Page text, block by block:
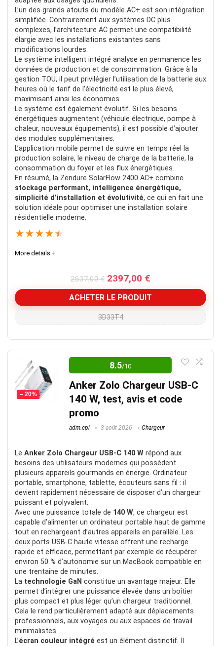
L’un des grands atouts du modèle AC+ est son intégration
simplifiée. Contrairement aux systèmes DC plus
complexes, l’architecture AC permet une compatibilité
élargie avec les installations existantes sans
modifications lourdes.
Le système intelligent intégré analyse en permanence les
données de production et de consommation. Grâce à la
gestion TOU, il peut privilégier l’utilisation de la batterie aux
heures où le tarif de l’électricité est le plus élevé,
maximisant ainsi les économies.
Le système est également évolutif. Si les besoins
énergétiques augmentent (véhicule électrique, pompe à
chaleur, nouveaux équipements), il est possible d’ajouter
des modules supplémentaires.
L’application mobile permet de suivre en temps réel la
production solaire, le niveau de charge de la batterie, la
consommation du foyer et les flux énergétiques.
En résumé, la Zendure SolarFlow 2400 AC+ combine
stockage performant, intelligence énergétique,
simplicité d’installation et évolutivité, ce qui en fait une
solution idéale pour optimiser une installation solaire
résidentielle moderne.
★★★★★
More details +
2837,00€ Le
prix
initial
était :
2837,00 €.
2397,00 €
prix
actuel
est :
ACHETER LE PRODUIT
3D33T4
Simple et efficace
Paramétrage ultra simple, pas besoin de toucher son
installation.
POUR:
Fiable
Facile
CONTRE:
Prix
– 20%
8.5/10
Anker Zolo Chargeur USB-C
140 W, test, avis et code
promo
adm.cpl 3 août 2026 Chargeur
Le Anker Zolo Chargeur USB-C 140 W répond aux
besoins des utilisateurs modernes qui possèdent
plusieurs appareils gourmands en énergie. Ordinateur
portable, smartphone, tablette, écouteurs sans fil : il
devient rapidement nécessaire de disposer d’un chargeur
puissant et polyvalent.
Avec une puissance totale de 140 W, ce chargeur est
capable d’alimenter un ordinateur portable haut de gamme
tout en rechargeant d’autres appareils en parallèle. Les
deux ports USB-C haute vitesse offrent une recharge
rapide et efficace, permettant par exemple de récupérer
environ 50 % d’autonomie sur un MacBook compatible en
une trentaine de minutes.
La technologie GaN constitue un avantage majeur. Elle
permet d’intégrer une puissance élevée dans un boîtier
plus compact et plus léger qu’un chargeur traditionnel.
Cela le rend particulièrement adapté aux déplacements
professionnels, aux voyages ou aux espaces de travail
minimalistes.
L’écran couleur intégré est un élément distinctif. Il